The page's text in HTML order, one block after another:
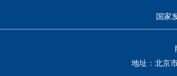
国家
地址：北京